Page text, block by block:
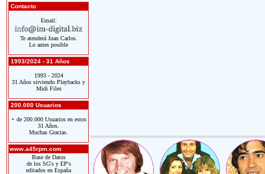
Contacto
Email:
Te atenderá Juan Carlos.
Lo antes posible
1993/2024 - 31 Años
1993 - 2024
31 Años sirviendo Playbacks y
Midi Files
200.000 Usuarios
+ de 200.000 Usuarios en estos
31 Años.
Muchas Gracias.
www.a45rpm.com
Base de Datos
de los SG's y EP's
editados en España